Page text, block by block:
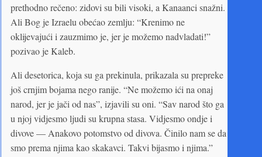
prethodno rečeno: zidovi su bili visoki, a Kanaanci snažni.
Ali Bog je Izraelu obećao zemlju: “Krenimo ne
oklijevajući i zauzmimo je, jer je možemo nadvladati!”
pozivao je Kaleb.
Ali desetorica, koja su ga prekinula, prikazala su prepreke
još crnjim bojama nego ranije. “Ne možemo ići na onaj
narod, jer je jači od nas”, izjavili su oni. “Sav narod što ga
u njoj vidjesmo ljudi su krupna stasa. Vidjesmo ondje i
divove — Anakovo potomstvo od divova. Činilo nam se da
smo prema njima kao skakavci. Takvi bijasmo i njima.”